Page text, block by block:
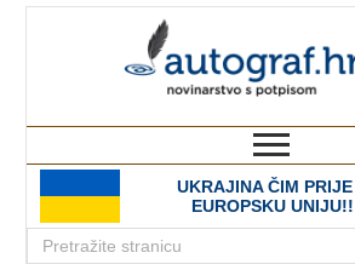
UKRAJINA ČIM PRIJE
EUROPSKU UNIJU!!